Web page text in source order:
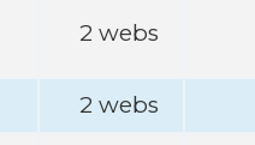
2 webs
2 webs